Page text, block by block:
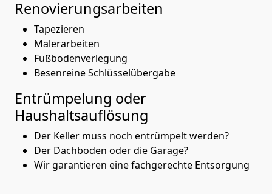
Renovierungsarbeiten
Tapezieren
Malerarbeiten
Fußbodenverlegung
Besenreine Schlüsselübergabe
Entrümpelung oder
Haushaltsauflösung
Der Keller muss noch entrümpelt werden?
Der Dachboden oder die Garage?
Wir garantieren eine fachgerechte Entsorgung